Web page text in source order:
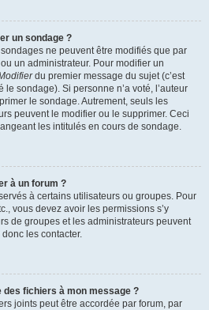
un sondage ?
ne peuvent être modifiés que par
un administrateur. Pour modifier un
du premier message du sujet (c’est
sondage). Si personne n’a voté, l’auteur
le sondage. Autrement, seuls les
peuvent le modifier ou le supprimer. Ceci
les intitulés en cours de sondage.
à un forum ?
à certains utilisateurs ou groupes. Pour
vous devez avoir les permissions s’y
de groupes et les administrateurs peuvent
les contacter.
des fichiers à mon message ?
joints peut être accordée par forum, par